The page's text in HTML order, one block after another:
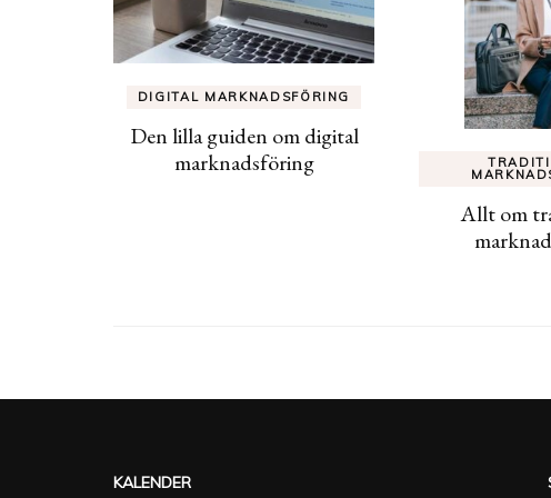
DIGITAL MARKNADSFÖRING
Den lilla guiden om digital
marknadsföring
Allt om
KALENDER